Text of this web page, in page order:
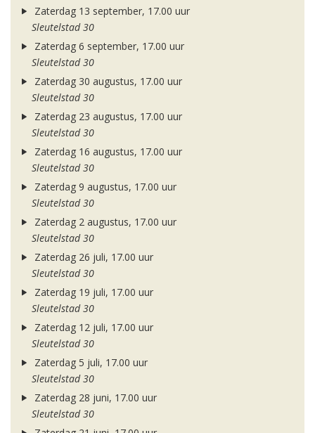
Zaterdag 13 september, 17.00 uur
Sleutelstad 30
Zaterdag 6 september, 17.00 uur
Sleutelstad 30
Zaterdag 30 augustus, 17.00 uur
Sleutelstad 30
Zaterdag 23 augustus, 17.00 uur
Sleutelstad 30
Zaterdag 16 augustus, 17.00 uur
Sleutelstad 30
Zaterdag 9 augustus, 17.00 uur
Sleutelstad 30
Zaterdag 2 augustus, 17.00 uur
Sleutelstad 30
Zaterdag 26 juli, 17.00 uur
Sleutelstad 30
Zaterdag 19 juli, 17.00 uur
Sleutelstad 30
Zaterdag 12 juli, 17.00 uur
Sleutelstad 30
Zaterdag 5 juli, 17.00 uur
Sleutelstad 30
Zaterdag 28 juni, 17.00 uur
Sleutelstad 30